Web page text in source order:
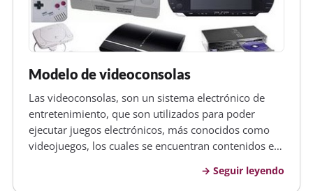
Modelo de videoconsolas
Las videoconsolas, son un sistema electrónico de
entretenimiento, que son utilizados para poder
ejecutar juegos electrónicos, más conocidos como
videojuegos, los cuales se encuentran contenidos en
de memoria o cualquier dispositivo de
Seguir leyendo